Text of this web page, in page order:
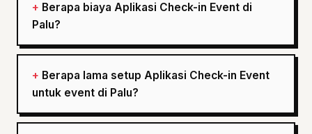
Berapa biaya Aplikasi Check-in Event di
Palu?
Berapa lama setup Aplikasi Check-in Event
untuk event di Palu?